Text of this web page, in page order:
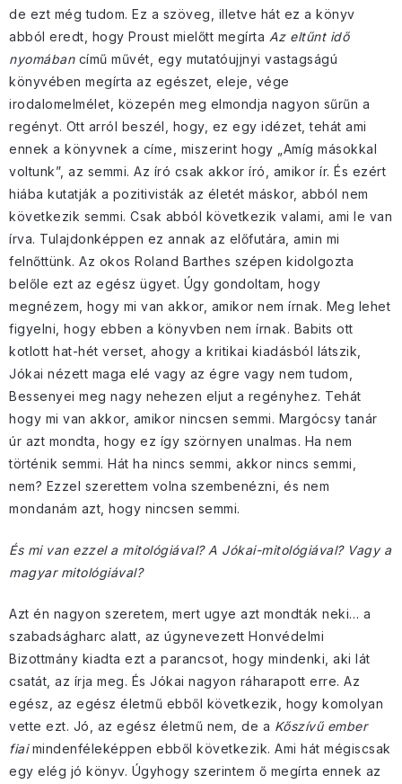
de ezt még tudom. Ez a szöveg, illetve hát ez a könyv
abból eredt, hogy Proust mielőtt megírta Az eltűnt idő
nyomábancímű művét, egy mutatóujjnyi vastagságú
könyvében megírta az egészet, eleje, vége
irodalomelmélet, közepén meg elmondja nagyon sűrűn a
regényt. Ott arról beszél, hogy, ez egy idézet, tehát ami
ennek a könyvnek a címe, miszerint hogy „Amíg másokkal
voltunk”, az semmi. Az író csak akkor író, amikor ír. És ezért
hiába kutatják a pozitivisták az életét máskor, abból nem
következik semmi. Csak abból következik valami, ami le van
írva. Tulajdonképpen ez annak az előfutára, amin mi
felnőttünk. Az okos Roland Barthes szépen kidolgozta
belőle ezt az egész ügyet. Úgy gondoltam, hogy
megnézem, hogy mi van akkor, amikor nem írnak. Meg lehet
figyelni, hogy ebben a könyvben nem írnak. Babits ott
kotlott hat-hét verset, ahogy a kritikai kiadásból látszik,
Jókai nézett maga elé vagy az égre vagy nem tudom,
Bessenyei meg nagy nehezen eljut a regényhez. Tehát
hogy mi van akkor, amikor nincsen semmi. Margócsy tanár
úr azt mondta, hogy ez így szörnyen unalmas. Ha nem
történik semmi. Hát ha nincs semmi, akkor nincs semmi,
nem? Ezzel szerettem volna szembenézni, és nem
mondanám azt, hogy nincsen semmi.
És mi van ezzel a mitológiával? A Jókai-mitológiával? Vagy a
magyar mitológiával?
Azt én nagyon szeretem, mert ugye azt mondták neki… a
szabadságharc alatt, az úgynevezett Honvédelmi
Bizottmány kiadta ezt a parancsot, hogy mindenki, aki lát
csatát, az írja meg. És Jókai nagyon ráharapott erre. Az
egész, az egész életmű ebből következik, hogy komolyan
vette ezt. Jó, az egész életmű nem, de a Kőszívű ember
fiaimindenféleképpen ebből következik. Ami hát mégiscsak
egy elég jó könyv. Úgyhogy szerintem ő megírta ennek az